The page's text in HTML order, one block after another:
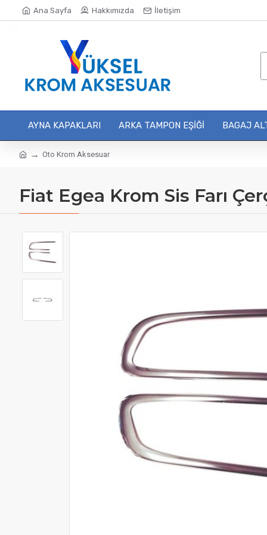
Ana Sayfa Hakkımızda İletişim
AYNA KAPAKLARI ARKA TAMPON EŞIĞI BAGAJ
Oto Krom Aksesuar
Fiat Egea Krom Sis Farı